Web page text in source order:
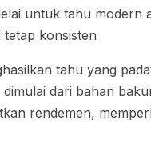
untuk tahu
konsisten
tahu yang
dari bahan
rendemen,